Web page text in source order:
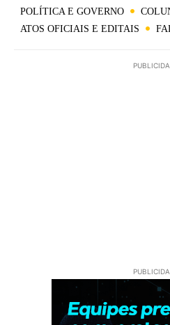
POLÍTICA E GOVERNO
ATOS OFICIAIS E EDITAIS